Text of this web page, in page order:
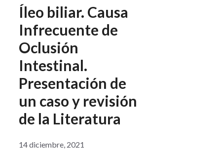
Íleo biliar. Causa
Infrecuente de
Oclusión
Intestinal.
Presentación de
un caso y revisión
de la Literatura
14 diciembre, 2021